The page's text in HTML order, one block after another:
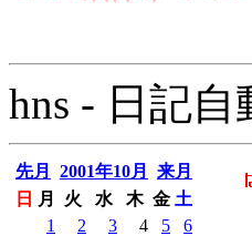
hns - 日記
先月 2001年10月
来月
日
月 火 水 木 金 土
1
2 3 4 5
6